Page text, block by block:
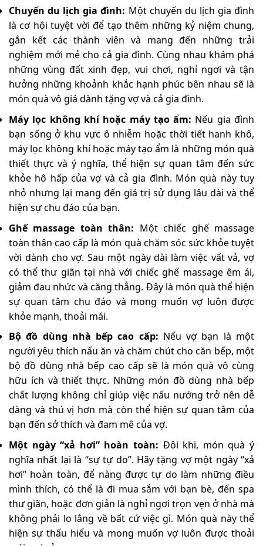
Chuyến du lịch gia đình: Một chuyến du lịch gia đình
là cơ hội tuyệt vời để tạo thêm những kỷ niệm chung,
gắn kết các thành viên và mang đến những trải
nghiệm mới mẻ cho cả gia đình. Cùng nhau khám phá
những vùng đất xinh đẹp, vui chơi, nghỉ ngơi và tận
hưởng những khoảnh khắc hạnh phúc bên nhau sẽ là
món quà vô giá dành tặng vợ và cả gia đình.
Máy lọc không khí hoặc máy tạo ẩm: Nếu gia đình
bạn sống ở khu vực ô nhiễm hoặc thời tiết hanh khô,
máy lọc không khí hoặc máy tạo ẩm là những món quà
thiết thực và ý nghĩa, thể hiện sự quan tâm đến sức
khỏe hô hấp của vợ và cả gia đình. Món quà này tuy
nhỏ nhưng lại mang đến giá trị sử dụng lâu dài và thể
hiện sự chu đáo của bạn.
Ghế massage toàn thân: Một chiếc ghế massage
toàn thân cao cấp là món quà chăm sóc sức khỏe tuyệt
vời dành cho vợ. Sau một ngày dài làm việc vất vả, vợ
có thể thư giãn tại nhà với chiếc ghế massage êm ái,
giảm đau nhức và căng thẳng. Đây là món quà thể hiện
sự quan tâm chu đáo và mong muốn vợ luôn được
khỏe mạnh, thoải mái.
Bộ đồ dùng nhà bếp cao cấp: Nếu vợ bạn là một
người yêu thích nấu ăn và chăm chút cho căn bếp, một
bộ đồ dùng nhà bếp cao cấp sẽ là món quà vô cùng
hữu ích và thiết thực. Những món đồ dùng nhà bếp
chất lượng không chỉ giúp việc nấu nướng trở nên dễ
dàng và thú vị hơn mà còn thể hiện sự quan tâm của
bạn đến sở thích và đam mê của vợ.
Một ngày “xả hơi” hoàn toàn: Đôi khi, món quà ý
nghĩa nhất lại là “sự tự do”. Hãy tặng vợ một ngày “xả
hơi” hoàn toàn, để nàng được tự do làm những điều
mình thích, có thể là đi mua sắm với bạn bè, đến spa
thư giãn, hoặc đơn giản là nghỉ ngơi trọn vẹn ở nhà mà
không phải lo lắng về bất cứ việc gì. Món quà này thể
hiện sự thấu hiểu và mong muốn vợ luôn được thoải